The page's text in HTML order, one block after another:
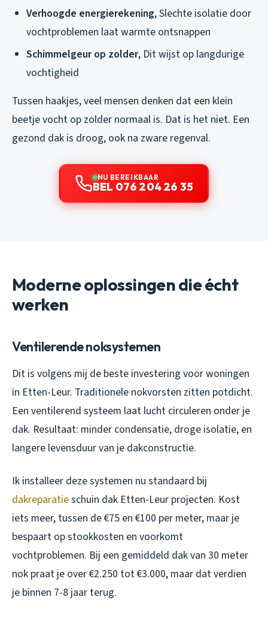
Verhoogde energierekening, Slechte isolatie door
vochtproblemen laat warmte ontsnappen
Schimmelgeur op zolder, Dit wijst op langdurige
vochtigheid
Tussen haakjes, veel mensen denken dat een klein
beetje vocht op zolder normaal is. Dat is het niet. Een
gezond dak is droog, ook na zware regenval.
NU BEREIKBAAR
BEL 076 204 26 35
Moderne oplossingen die écht
werken
Ventilerende noksystemen
Dit is volgens mij de beste investering voor woningen
in Etten-Leur. Traditionele nokvorsten zitten potdicht.
Een ventilerend systeem laat lucht circuleren onder je
dak. Resultaat: minder condensatie, droge isolatie, en
langere levensduur van je dakconstructie.
Ik installeer deze systemen nu standaard bij
dakreparatieschuin dak Etten-Leur projecten. Kost
iets meer, tussen de €75 en €100 per meter, maar je
bespaart op stookkosten en voorkomt
vochtproblemen. Bij een gemiddeld dak van 30 meter
nok praat je over €2.250 tot €3.000, maar dat verdien
je binnen 7-8 jaar terug.